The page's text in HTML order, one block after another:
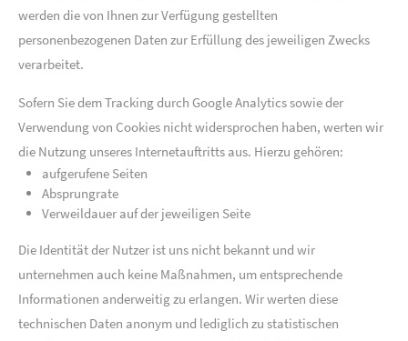
werden die von Ihnen zur Verfügung gestellten
personenbezogenen Daten zur Erfüllung des jeweiligen Zwecks
verarbeitet.
Sofern Sie dem Tracking durch Google Analytics sowie der
Verwendung von Cookies nicht widersprochen haben, werten wir
die Nutzung unseres Internetauftritts aus. Hierzu gehören:
aufgerufene Seiten
Absprungrate
Verweildauer auf der jeweiligen Seite
Die Identität der Nutzer ist uns nicht bekannt und wir
unternehmen auch keine Maßnahmen, um entsprechende
Informationen anderweitig zu erlangen. Wir werten diese
technischen Daten anonym und lediglich zu statistischen